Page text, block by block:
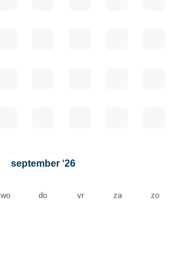
september ‘26
wo do vr za zo